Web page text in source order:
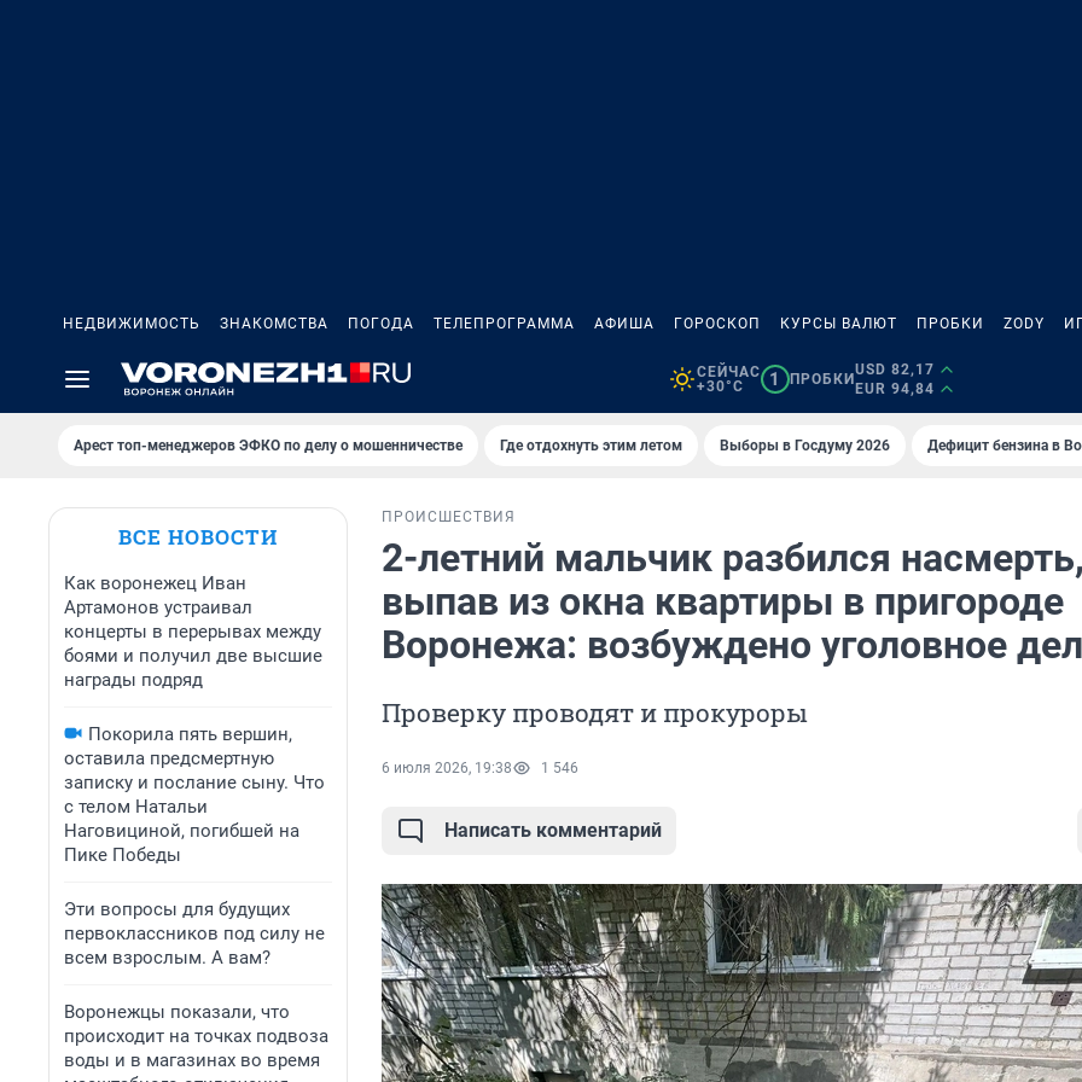
НЕДВИЖИМОСТЬ ЗНАКОМСТВА ПОГОДА ТЕЛЕПРОГРАММА АФИША ГОРОСКОП КУРСЫ ВАЛЮТ ПРОБКИ ZODY
СЕЙЧАС
+30°C
1 ПРОБКИ
USD 82,17
EUR 94,84
Арест топ-менеджеров ЭФКО по делу о мошенничестве Где отдохнуть этим летом Выборы в Госдуму 2026 Дефицит бензина в
ВСЕ НОВОСТИ
Как воронежец Иван
Артамонов устраивал
концерты в перерывах между
боями и получил две высшие
награды подряд
Покорила пять вершин,
оставила предсмертную
записку и послание сыну. Что
с телом Натальи
Наговициной, погибшей на
Пике Победы
Эти вопросы для будущих
первоклассников под силу не
всем взрослым. А вам?
Воронежцы показали, что
происходит на точках подвоза
воды и в магазинах во время
ПРОИСШЕСТВИЯ
2-летний мальчик разбился
выпав из окна квартиры в пригороде
Воронежа: возбуждено уголовное
Проверку проводят и прокуроры
6 июля 2026, 19:38 1 546
Написать комментарий